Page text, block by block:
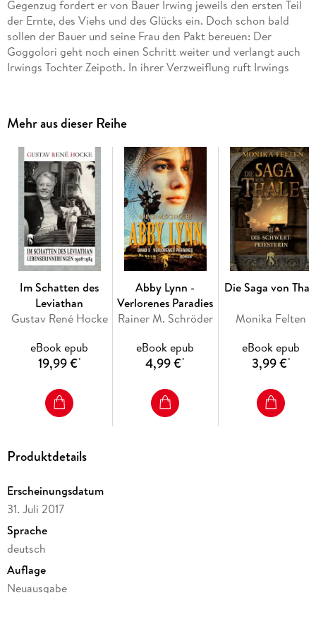
Gegenzug fordert er von Bauer Irwing jeweils den ersten Teil
der Ernte, des Viehs und des Glücks ein. Doch schon bald
sollen der Bauer und seine Frau den Pakt bereuen: Der
Goggolori geht noch einen Schritt weiter und verlangt auch
Irwings Tochter Zeipoth. In ihrer Verzweiflung ruft Irwings
»Ein Werk, das eindrucksvolle Wirkung macht. « (Münchner
Merkur)
Mehr aus dieser Reihe
Im Schatten des
Leviathan
Gustav René Hocke
eBook epub
19,99 €*
Abby Lynn -
Verlorenes Paradies
Rainer M. Schröder
eBook epub
4,99 €*
Die Saga von
Monika Felten
eBook epub
3,99 €*
Produktdetails
Erscheinungsdatum
31. Juli 2017
Sprache
deutsch
Auflage
Neuausgabe